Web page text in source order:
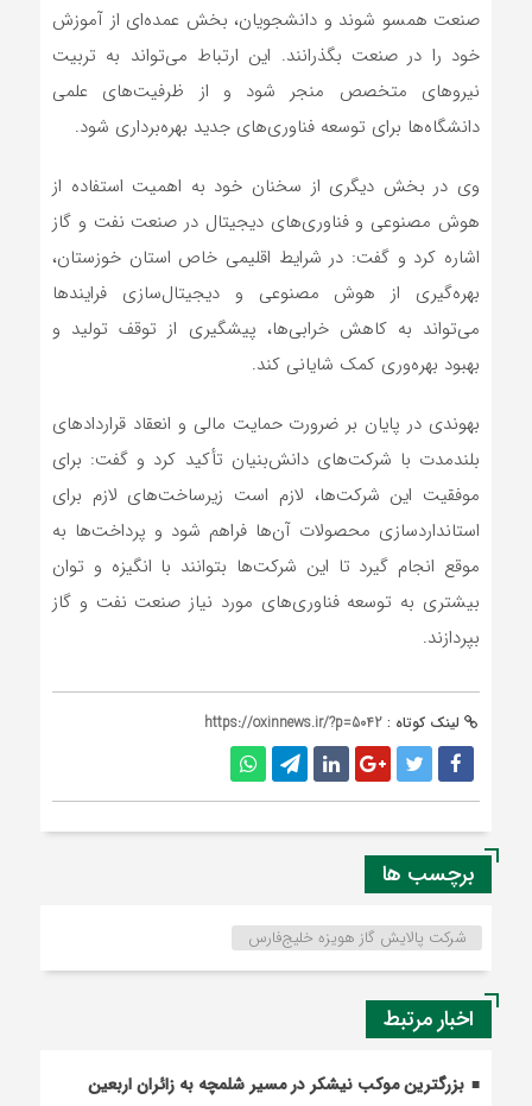
صنعت همسو شوند و دانشجویان، بخش عمده‌ای از آموزش
خود را در صنعت بگذرانند. این ارتباط می‌تواند به تربیت
نیروهای متخصص منجر شود و از ظرفیت‌های علمی
دانشگاه‌ها برای توسعه فناوری‌های جدید بهره‌برداری شود.
وی در بخش دیگری از سخنان خود به اهمیت استفاده از
هوش مصنوعی و فناوری‌های دیجیتال در صنعت نفت و گاز
اشاره کرد و گفت: در شرایط اقلیمی خاص استان خوزستان،
بهره‌گیری از هوش مصنوعی و دیجیتال‌سازی فرایندها
می‌تواند به کاهش خرابی‌ها، پیشگیری از توقف تولید و
بهبود بهره‌وری کمک شایانی کند.
بهوندی در پایان بر ضرورت حمایت مالی و انعقاد قراردادهای
بلندمدت با شرکت‌های دانش‌بنیان تأکید کرد و گفت: برای
موفقیت این شرکت‌ها، لازم است زیرساخت‌های لازم برای
استانداردسازی محصولات آن‌ها فراهم شود و پرداخت‌ها به
موقع انجام گیرد تا این شرکت‌ها بتوانند با انگیزه و توان
بیشتری به توسعه فناوری‌های مورد نیاز صنعت نفت و گاز
بپردازند.
لینک کوتاه : https://oxinnews.ir/?p=5042
برچسب ها
شرکت پالایش گاز هویزه خلیج‌فارس
اخبار مرتبط
بزرگترین موکب نیشکر در مسیر شلمچه به زائران اربعین